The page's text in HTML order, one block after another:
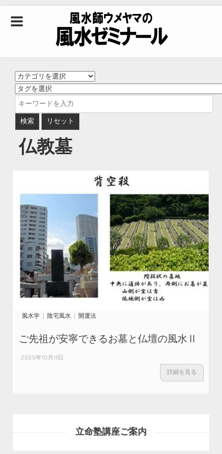
風水師ウメヤマの風
水ゼミナール｜風水
学・四柱推命学・易
学を合わせた立命講
座
仏教墓
風水学 陰宅風水 開運法
ご先祖が安寧できるお墓と仏壇の風水Ⅱ
2025年10月11日
詳細を見る
立命塾講座ご案内